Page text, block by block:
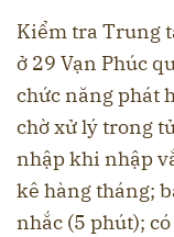
Kiểm tra Trung
ở 29 Vạn Phúc
chức năng phát
chờ xử lý trong
nhập khi nhập
kê hàng tháng;
nhắc (5 phút);